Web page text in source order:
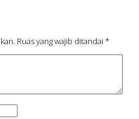
Ruas yang wajib ditandai *